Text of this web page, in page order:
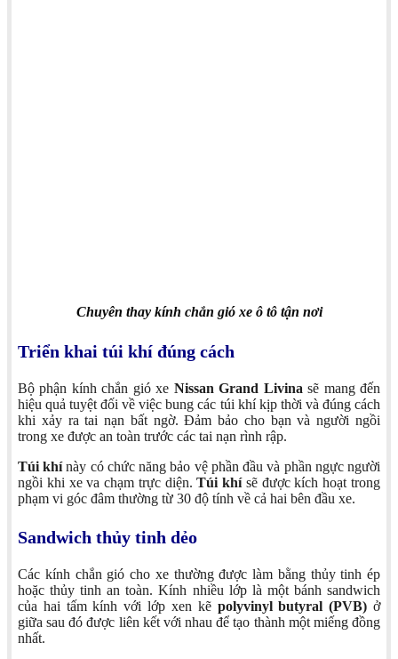
Chuyên thay kính chắn gió xe ô tô tận nơi
Triển khai túi khí đúng cách
Bộ phận kính chắn gió xe Nissan Grand Livina sẽ mang đến
hiệu quả tuyệt đối về việc bung các túi khí kịp thời và đúng cách
khi xảy ra tai nạn bất ngờ. Đảm bảo cho bạn và người ngồi
trong xe được an toàn trước các tai nạn rình rập.
Túi khínày có chức năng bảo vệ phần đầu và phần ngực người
ngồi khi xe va chạm trực diện.Túi khísẽ được kích hoạt trong
phạm vi góc đâm thường từ 30 độ tính về cả hai bên đầu xe.
Sandwich thủy tinh dẻo
Các kính chắn gió cho xe thường được làm bằng thủy tinh ép
hoặc thủy tinh an toàn. Kính nhiều lớp là một bánh sandwich
của hai tấm kính với lớp xen kẽ polyvinyl butyral (PVB) ở
giữa sau đó được liên kết với nhau để tạo thành một miếng đồng
nhất.